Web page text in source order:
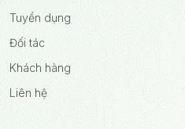
Tuyển dụng
Đối tác
Khách hàng
Liên hệ